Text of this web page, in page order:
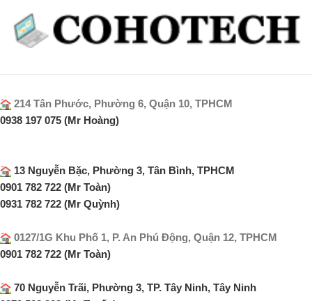
214 Tân Phước, Phường 6, Quận 10, TPHCM
0938 197 075 (Mr Hoàng)
13 Nguyễn Bặc, Phường 3, Tân Bình, TPHCM
0901 782 722 (Mr Toàn)
0931 782 722 (Mr Quỳnh)
0127/1G Khu Phố 1, P. An Phú Động, Quận 12, TPHCM
0901 782 722 (Mr Toàn)
70 Nguyễn Trãi, Phường 3, TP. Tây Ninh, Tây Ninh